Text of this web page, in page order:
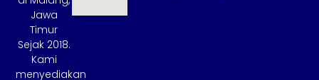
Jawa
Timur
Sejak 2018.
Kami
menyediakan